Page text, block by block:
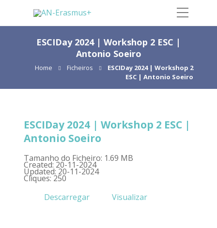
ESCIDay 2024 | Workshop 2 ESC |
Antonio Soeiro
Home Ficheiros
ESCIDay 2024 | Workshop 2
ESC | Antonio Soeiro
ESCIDay 2024 | Workshop 2 ESC |
Antonio Soeiro
Tamanho do Ficheiro: 1.69 MB
Created: 20-11-2024
Updated: 20-11-2024
Cliques: 250
Descarregar
Visualizar